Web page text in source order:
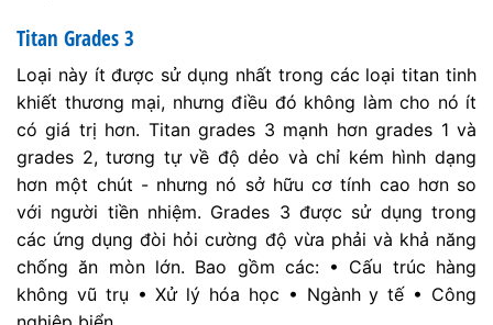
Titan Grades 3
Loại này ít được sử dụng nhất trong các loại titan tinh
khiết thương mại, nhưng điều đó không làm cho nó ít
có giá trị hơn. Titan grades 3 mạnh hơn grades 1 và
grades 2, tương tự về độ dẻo và chỉ kém hình dạng
hơn một chút - nhưng nó sở hữu cơ tính cao hơn so
với người tiền nhiệm. Grades 3 được sử dụng trong
các ứng dụng đòi hỏi cường độ vừa phải và khả năng
chống ăn mòn lớn. Bao gồm các: • Cấu trúc hàng
không vũ trụ • Xử lý hóa học • Ngành y tế • Công